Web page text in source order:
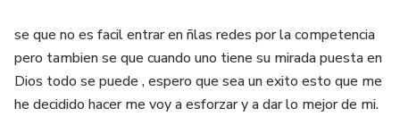
se que no es facil entrar en ñlas redes por la competencia
pero tambien se que cuando uno tiene su mirada puesta en
Dios todo se puede , espero que sea un exito esto que me
he decidido hacer me voy a esforzar y a dar lo mejor de mi.